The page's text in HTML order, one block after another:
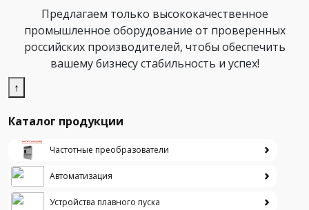
Предлагаем только высококачественное
промышленное оборудование от проверенных
российских производителей, чтобы обеспечить
вашему бизнесу стабильность и успех!
↑
Каталог продукции
Частотные преобразователи
Автоматизация
Устройства плавного пуска